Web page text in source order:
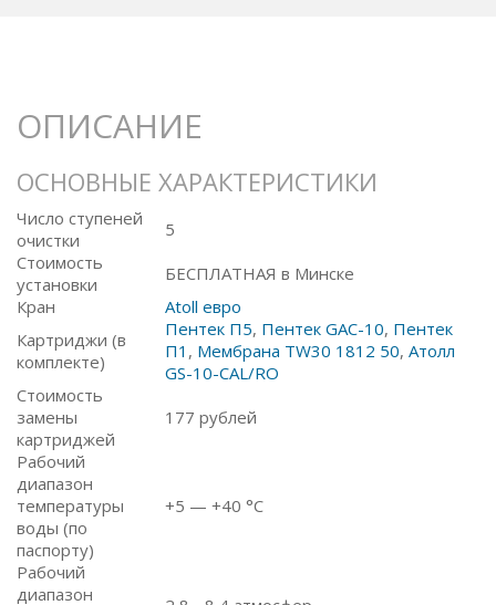
ОПИСАНИЕ
ОСНОВНЫЕ ХАРАКТЕРИСТИКИ
Число ступеней
очистки
5
Стоимость
установки
БЕСПЛАТНАЯ в Минске
Кран
Atoll евро
Картриджи (в
комплекте)
Пентек П5, Пентек GAC-10, Пентек
П1 , Мембрана TW30 1812 50, Атолл
GS-10-CAL/RO
Стоимость
замены
картриджей
177 рублей
Рабочий
диапазон
температуры
воды (по
паспорту)
+5 — +40 °C
Рабочий
диапазон